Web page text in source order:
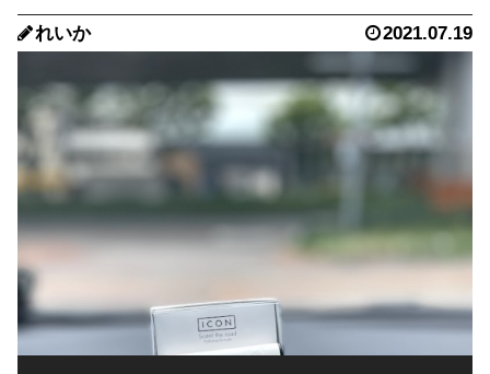
れいか 2021.07.19